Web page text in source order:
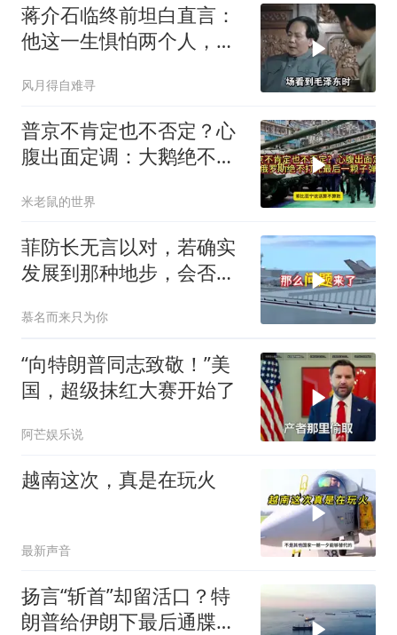
蒋介石临终前坦白直言：
他这一生惧怕两个人，却
风月得自难寻
普京不肯定也不否定？心
腹出面定调：大鹅绝不打
米老鼠的世界
菲防长无言以对，若确实
发展到那种地步，会否上
慕名而来只为你
“向特朗普同志致敬！”美
国，超级抹红大赛开始了
阿芒娱乐说
越南这次，真是在玩火
最新声音
扬言“斩首”却留活口？特
朗普给伊朗下最后通牒，